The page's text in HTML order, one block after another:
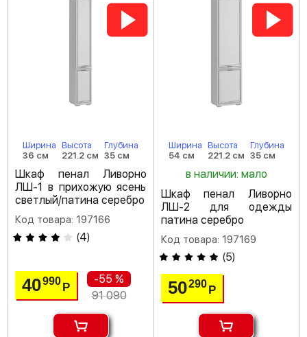
Ширина
36 см
Высота
221.2 см
Глубина
35 см
Шкаф пенал Ливорно
ЛШ-1 в прихожую ясень
светлый/патина серебро
Код товара: 197166
(4)
40990Р
-55 %
91 090
Ширина
54 см
Высота
221.2 см
Глубина
35 см
в наличии: мало
Шкаф пенал Ливорно
ЛШ-2 для одежды
патина серебро
Код товара: 197169
(5)
50290 Р